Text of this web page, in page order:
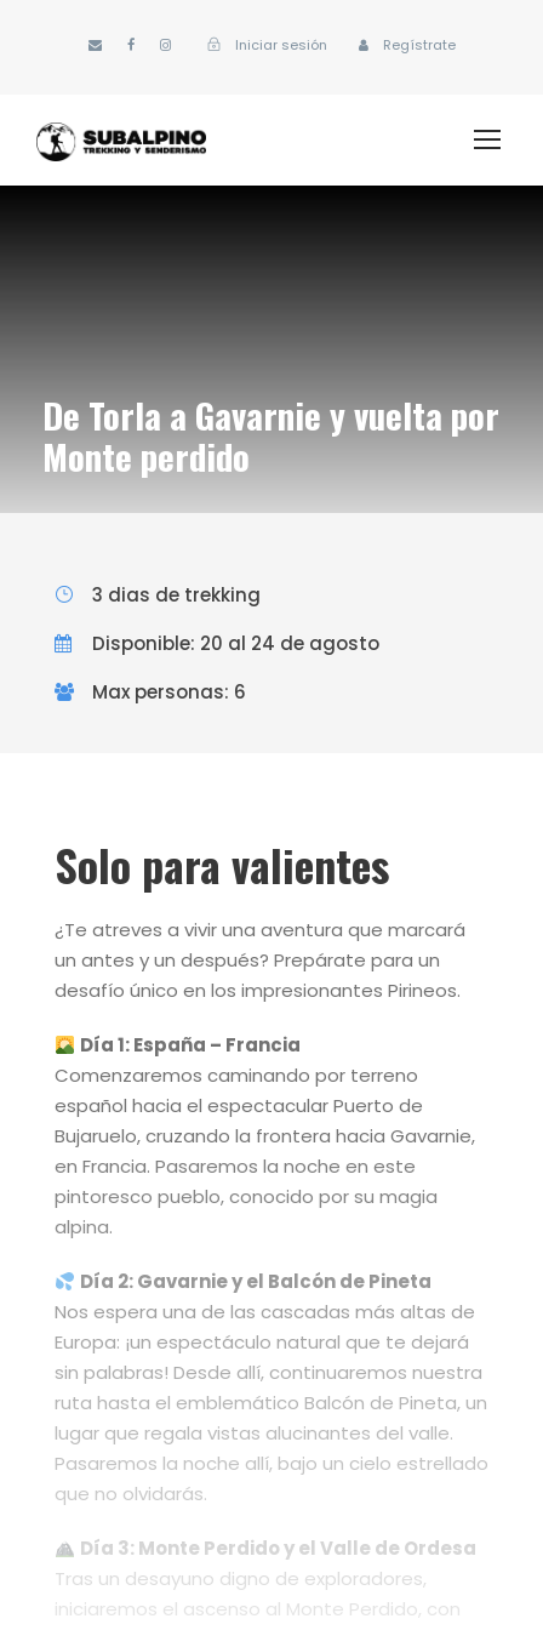
Iniciar sesión Regístrate
De Torla a Gavarnie y vuelta por
Monte perdido
3 dias de trekking
Disponible: 20 al 24 de agosto
Max personas: 6
Solo para valientes
¿Te atreves a vivir una aventura que marcará
un antes y un después? Prepárate para un
desafío único en los impresionantes Pirineos.
Día 1: España – Francia
Comenzaremos caminando por terreno
español hacia el espectacular Puerto de
Bujaruelo, cruzando la frontera hacia Gavarnie,
en Francia. Pasaremos la noche en este
pintoresco pueblo, conocido por su magia
alpina.
Día 2: Gavarnie y el Balcón de Pineta
Nos espera una de las cascadas más altas de
Europa: ¡un espectáculo natural que te dejará
sin palabras! Desde allí, continuaremos nuestra
ruta hasta el emblemático Balcón de Pineta, un
lugar que regala vistas alucinantes del valle.
Pasaremos la noche allí, bajo un cielo estrellado
que no olvidarás.
Día 3: Monte Perdido y el Valle de Ordesa
Tras un desayuno digno de exploradores,
iniciaremos el ascenso al Monte Perdido, con